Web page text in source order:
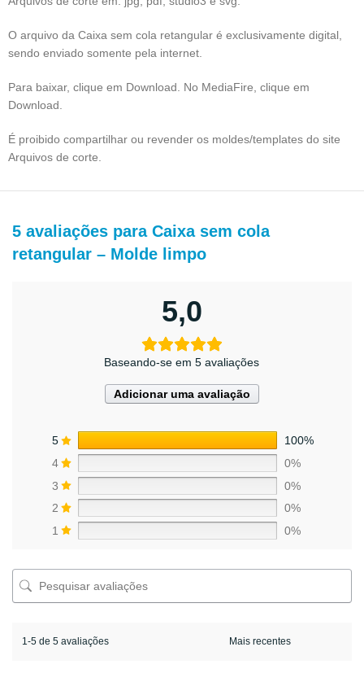
O arquivo da Caixa sem cola retangular é exclusivamente digital,
sendo enviado somente pela internet.
Para baixar, clique em Download. No MediaFire, clique em
Download.
É proibido compartilhar ou revender os moldes/templates do site
Arquivos de corte.
5 avaliações para Caixa sem cola
retangular – Molde limpo
5,0
Baseando-se em 5 avaliações
Adicionar uma avaliação
5
100%
4
0%
3
0%
2
0%
1
0%
1-5 de 5 avaliações